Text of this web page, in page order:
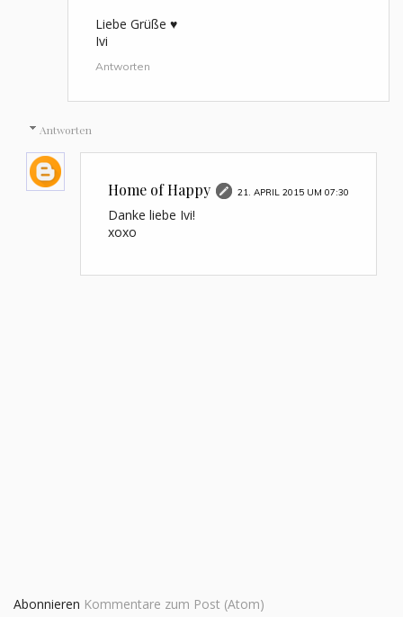
Liebe Grüße ♥
Ivi
Antworten
Antworten
Home of Happy 21. APRIL 2015 UM 07:30
Danke liebe Ivi!
xoxo
Abonnieren Kommentare zum Post (Atom)